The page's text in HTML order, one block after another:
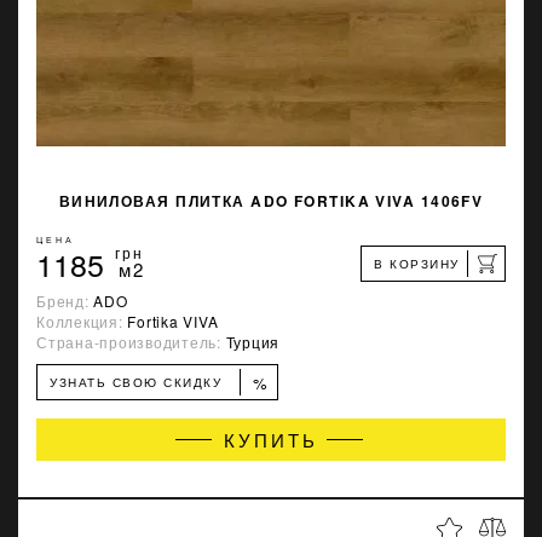
ВИНИЛОВАЯ ПЛИТКА ADO FORTIKA VIVA 1406FV
ЦЕНА
1185 грн
м2 В КОРЗИНУ
Бренд:ADO
Коллекция: Fortika VIVA
Страна-производитель: Турция
УЗНАТЬ СВОЮ СКИДКУ %
КУПИТЬ